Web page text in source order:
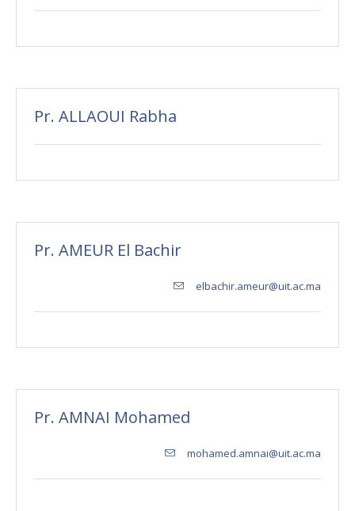
Pr. ALLAOUI Rabha
Pr. AMEUR El Bachir
elbachir.ameur@uit.ac.ma
Pr. AMNAI Mohamed
mohamed.amnai@uit.ac.ma